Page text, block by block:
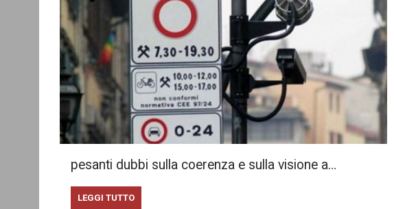
pesanti dubbi sulla coerenza e sulla visione a…
LEGGI TUTTO